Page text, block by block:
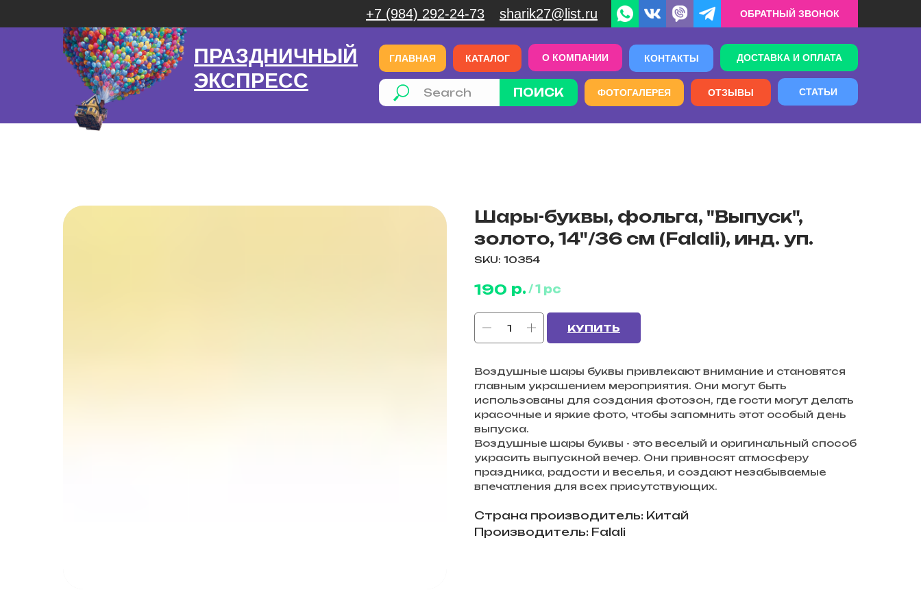
+7 (984) 292-24-73 sharik27@list.ru ОБРАТНЫЙ ЗВОНОК
ПРАЗДНИЧНЫЙ
ЭКСПРЕСС
ГЛАВНАЯ КАТАЛОГ О КОМПАНИИ КОНТАКТЫ ДОСТАВКА И ОПЛАТА
ОТЗЫВЫ СТАТЬИ
ФОТОГАЛЕРЕЯ
ПОИСК
Шары-буквы, фольга, "Выпуск",
золото, 14"/36 см (Falali), инд. уп.
SKU: 10354
190 р./1 pc
КУПИТЬ
Воздушные шары буквы привлекают внимание и становятся
главным украшением мероприятия. Они могут быть
использованы для создания фотозон, где гости могут делать
красочные и яркие фото, чтобы запомнить этот особый день
выпуска.
Воздушные шары буквы - это веселый и оригинальный способ
украсить выпускной вечер. Они привносят атмосферу
праздника, радости и веселья, и создают незабываемые
впечатления для всех присутствующих.
Страна производитель: Китай
Производитель: Falali